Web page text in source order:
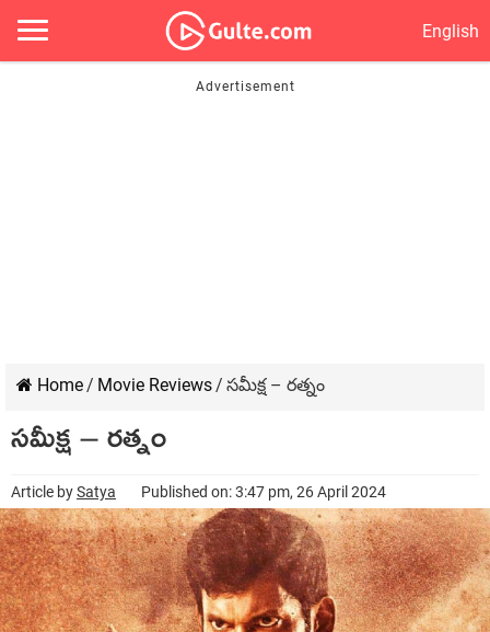
English
Home/ Movie Reviews/ సమీక్ష – రత్నం
సమీక్ష – రత్నం
Article bySatya Published on: 3:47 pm, 26 April 2024